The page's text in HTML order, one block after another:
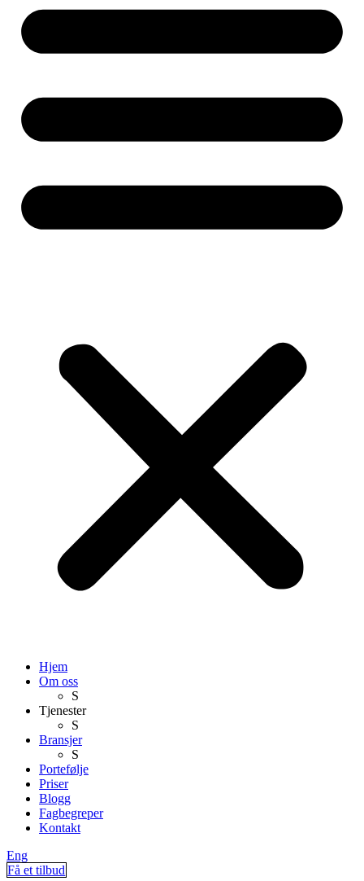
Hjem
Om oss
S
Tjenester
S
Bransjer
S
Portefølje
Priser
Blogg
Fagbegreper
Kontakt
Eng
Få et tilbud